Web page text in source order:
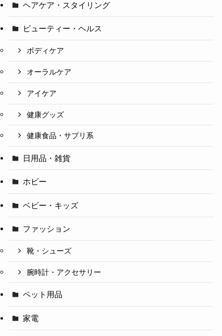
ヘアケア・スタイリング
ビューティー・ヘルス
ボディケア
オーラルケア
アイケア
健康グッズ
健康食品・サプリ系
日用品・雑貨
ホビー
ベビー・キッズ
ファッション
靴・シューズ
腕時計・アクセサリー
ペット用品
家電